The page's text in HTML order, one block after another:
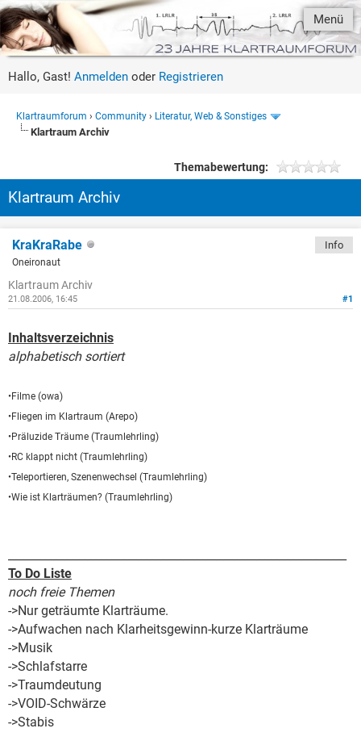
Menü
Hallo, Gast! Anmelden oder Registrieren
Klartraumforum › Community › Literatur, Web & Sonstiges
Klartraum Archiv
Themabewertung:
Klartraum Archiv
KraKraRabe
Oneironaut
Info
Klartraum Archiv
#1
21.08.2006, 16:45
Inhaltsverzeichnis
alphabetisch sortiert
•Filme (owa)
•Fliegen im Klartraum (Arepo)
•Präluzide Träume (Traumlehrling)
•RC klappt nicht (Traumlehrling)
•Teleportieren, Szenenwechsel (Traumlehrling)
•Wie ist Klarträumen? (Traumlehrling)
To Do Liste
noch freie Themen
->Nur geträumte Klarträume.
->Aufwachen nach Klarheitsgewinn-kurze Klarträume
->Musik
->Schlafstarre
->Traumdeutung
->VOID-Schwärze
->Stabis